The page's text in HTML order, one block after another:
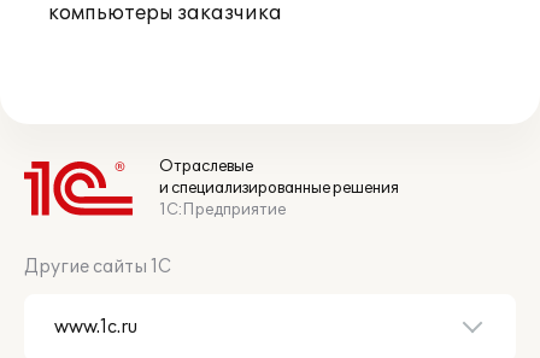
компьютеры заказчика
Отраслевые
и специализированные решения
1С:Предприятие
Другие сайты 1С